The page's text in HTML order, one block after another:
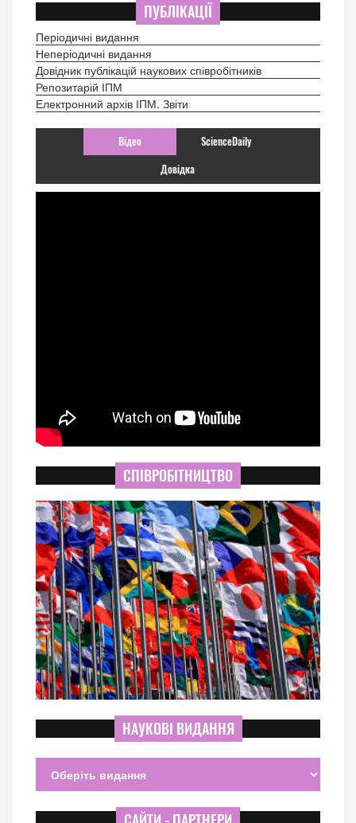
ПУБЛІКАЦІЇ
Періодичні видання
Неперіодичні видання
Довідник публікацій наукових співробітників
Репозитарій ІПМ
Електронний архів ІПМ. Звіти
Відео ScienceDaily
Довідка
СПІВРОБІТНИЦТВО
НАУКОВІ ВИДАННЯ